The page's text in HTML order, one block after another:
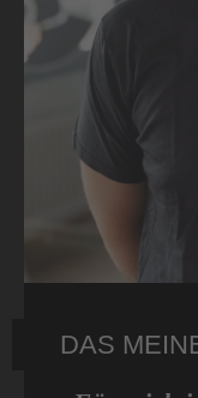
DAS